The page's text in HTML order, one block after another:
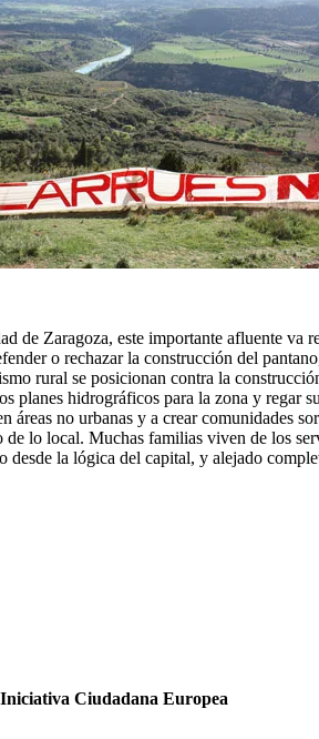
Zaragoza, este importante afluente va
o rechazar la construcción del
rural se posicionan contra la
planes hidrográficos para la zona y
no urbanas y a crear comunidades
lo local. Muchas familias viven de los
la lógica del capital, y alejado
Iniciativa Ciudadana Europea